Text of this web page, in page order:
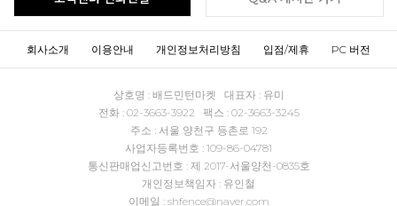
회사소개 이용안내 개인정보처리방침 입점/제휴 PC 버전
상호명 : 배드민턴마켓 대표자 : 유미
전화 : 02-3663-3922 팩스 : 02-3663-3245
주소 : 서울 양천구 등촌로 192
사업자등록번호 : 109-86-04781
통신판매업신고번호 : 제 2017-서울양천-0835호
개인정보책임자 : 유인철
이메일 : shfence@naver.com